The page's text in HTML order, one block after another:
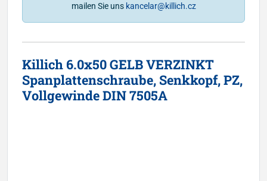
mailen Sie uns kancelar@killich.cz
Killich 6.0x50 GELB VERZINKT
Spanplattenschraube, Senkkopf, PZ,
Vollgewinde DIN 7505A